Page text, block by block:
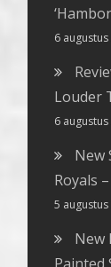
6
Louder
6
New
Royals
5
New